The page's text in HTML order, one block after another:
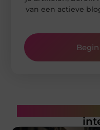
van een actieve